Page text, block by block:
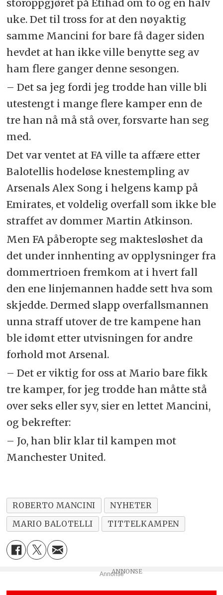
storoppgjøret på Etihad om to og en halv
uke. Det til tross for at den nøyaktig
samme Mancini for bare få dager siden
hevdet at han ikke ville benytte seg av
ham flere ganger denne sesongen.
– Det sa jeg fordi jeg trodde han ville bli
utestengt i mange flere kamper enn de
tre han nå må stå over, forsvarte han seg
med.
Det var ventet at FA ville ta affære etter
Balotellis hodeløse knestempling av
Arsenals Alex Song i helgens kamp på
Emirates, et voldelig overfall som ikke ble
straffet av dommer Martin Atkinson.
Men FA påberopte seg maktesløshet da
det under innhenting av opplysninger fra
dommertrioen fremkom at i hvert fall
den ene linjemannen hadde sett hva som
skjedde. Dermed slapp overfallsmannen
unna straff utover de tre kampene han
ble idømt etter utvisningen for andre
forhold mot Arsenal.
– Det er viktig for oss at Mario bare fikk
tre kamper, for jeg trodde han måtte stå
over seks eller syv, sier en lettet Mancini,
og bekrefter:
– Jo, han blir klar til kampen mot
Manchester United.
ROBERTO MANCINI
NYHETER
MARIO BALOTELLI
TITTELKAMPEN
Annonse